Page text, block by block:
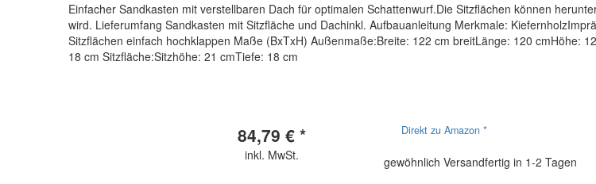
Einfacher Sandkasten mit verstellbaren Dach für optimalen Schattenwurf.Die Sitzflächen können
wird. Lieferumfang Sandkasten mit Sitzfläche und Dachinkl. Aufbauanleitung Merkmale:
Sitzflächen einfach hochklappen Maße (BxTxH) Außenmaße:Breite: 122 cm breitLänge: 120 cmHöhe:
18 cm Sitzfläche:Sitzhöhe: 21 cmTiefe: 18 cm
84,79 € *
inkl. MwSt.
Direkt zu Amazon *
gewöhnlich Versandfertig in 1-2 Tagen